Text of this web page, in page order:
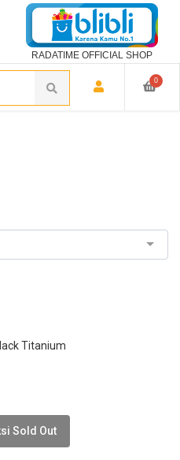
RADATIME OFFICIAL SHOP
0
Titanium
Sold Out